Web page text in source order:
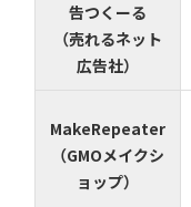
告つくーる
（売れるネット
広告社）
MakeRepeater
（GMOメイクシ
ョップ）